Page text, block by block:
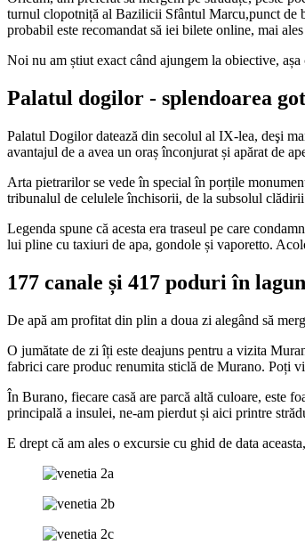
turnul clopotniță al Bazilicii Sfântul Marcu,punct de
probabil este recomandat să iei bilete online, mai
Noi nu am știut exact când ajungem la obiective,
Palatul dogilor - splendoarea
Palatul Dogilor datează din secolul al IX-lea, deşi
avantajul de a avea un oraș înconjurat și apărat de
Arta pietrarilor se vede în special în porțile
tribunalul de celulele închisorii, de la subsolul
Legenda spune că acesta era traseul pe care
lui pline cu taxiuri de apa, gondole și vaporetto.
177 canale și 417 poduri în
De apă am profitat din plin a doua zi alegând să
O jumătate de zi îți este deajuns pentru a vizita
fabrici care produc renumita sticlă de Murano. Poți
În Burano, fiecare casă are parcă altă culoare, este
principală a insulei, ne-am pierdut și aici printre
E drept că am ales o excursie cu ghid de data